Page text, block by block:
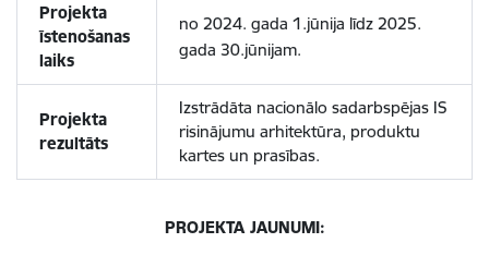
Projekta
īstenošanas
laiks
no 2024. gada 1.jūnija līdz 2025.
gada 30.jūnijam.
Projekta
rezultāts
Izstrādāta nacionālo sadarbspējas IS
risinājumu arhitektūra, produktu
kartes un prasības.
PROJEKTA JAUNUMI: